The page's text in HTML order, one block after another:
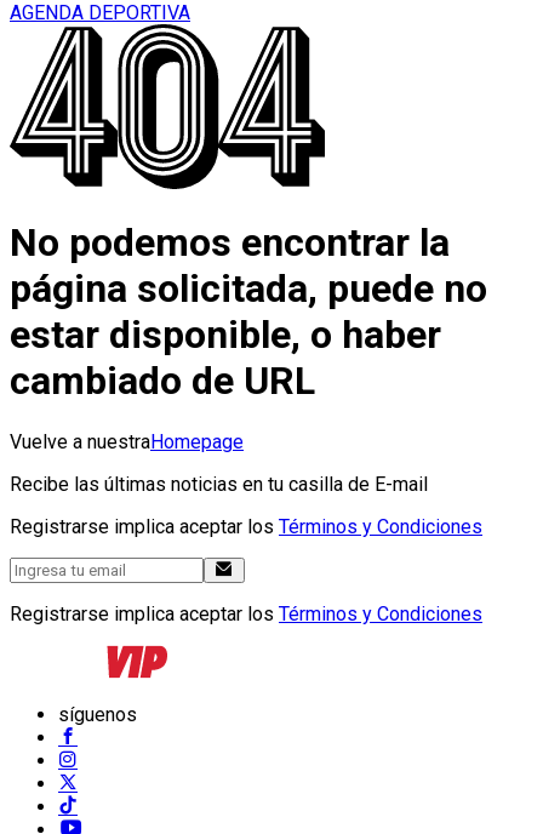
AGENDA DEPORTIVA
No podemos encontrar la
página solicitada, puede no
estar disponible, o haber
cambiado de URL
Vuelve a nuestraHomepage
Recibe las últimas noticias en tu casilla de E-mail
Registrarse implica aceptar los Términos y Condiciones
Registrarse implica aceptar los Términos y Condiciones
síguenos